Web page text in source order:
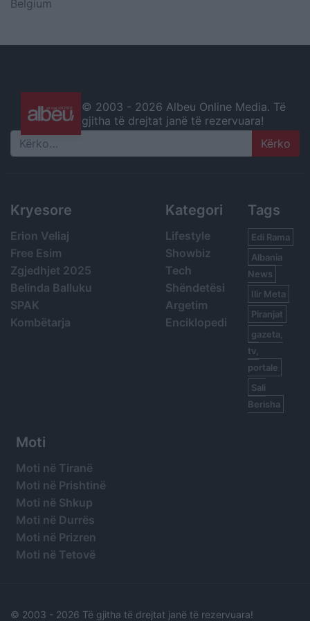
Belgium
© 2003 - 2026 Albeu Online Media. Të
gjitha të drejtat janë të rezervuara!
Search
Kryesore
Erion Veliaj
Free Esim
Zgjedhjet 2025
Belinda Balluku
SPAK
Kombëtarja
Kategori
Lifestyle
Showbiz
Tech
Shëndetësi
Argetim
Enciklopedi
Tags
Edi Rama
Albania
News
Ilir Meta
Piranjat
gazeta,
tv,
portale
Sali
Berisha
Moti
Moti në Tiranë
Moti në Prishtinë
Moti në Shkup
Moti në Durrës
Moti në Prizren
Moti në Tetovë
© 2003 - 2026 Të gjitha të drejtat janë të rezervuara!